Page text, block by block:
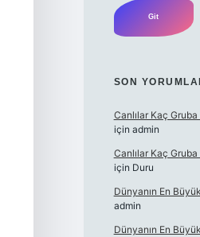
SON
Canlılar Kaç Gruba
için admin
Canlılar Kaç Gruba
için Duru
Dünyanın En
admin
Dünyanın En